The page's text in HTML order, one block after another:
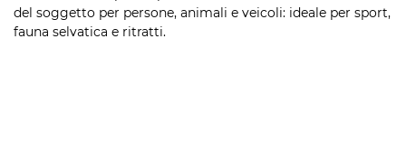
del soggetto per persone, animali e veicoli: ideale per sport,
fauna selvatica e ritratti.